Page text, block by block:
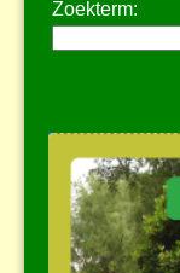
Zoekterm: